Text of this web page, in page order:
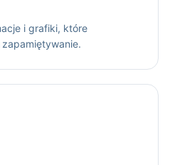
i grafiki, które